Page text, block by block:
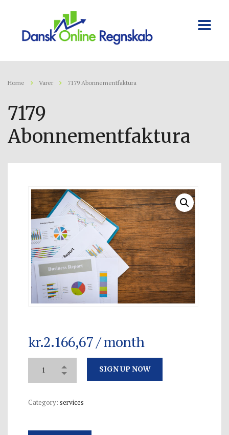
Home Varer 7179 Abonnementfaktura
7179
Abonnementfaktura
kr.2.166,67/ month
SIGN UP NOW
Category: services